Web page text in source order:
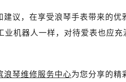
建议，在享受浪琴手表带来的
业机器人一样，对待爱表也应充
浪琴维修服务中心为您分享的精